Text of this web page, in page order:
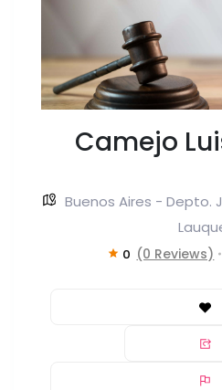
Camejo
Buenos Aires - Depto.
0 (0 Reviews)